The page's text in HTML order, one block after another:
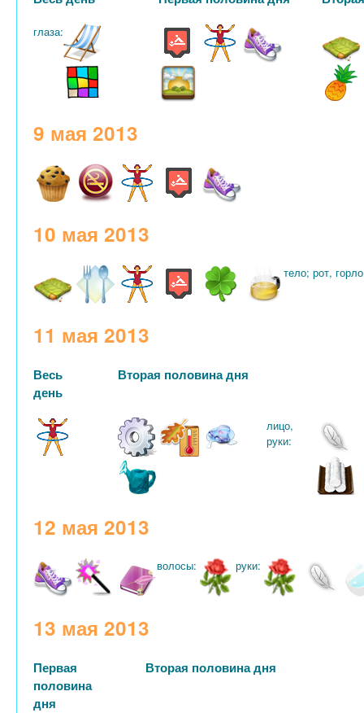
глаза:
9 мая 2013
10 мая 2013
тело; рот,
11 мая 2013
Весь
день
Вторая половина дня
лицо,
руки:
12 мая 2013
волосы: руки:
13 мая 2013
Первая
половина
дня
Вторая половина дня